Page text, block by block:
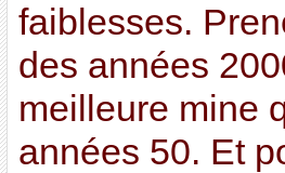
faiblesses.
des années
meilleure mine
années 50. Et